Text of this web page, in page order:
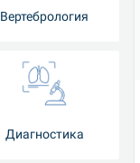
Вертебрология
Диагностика